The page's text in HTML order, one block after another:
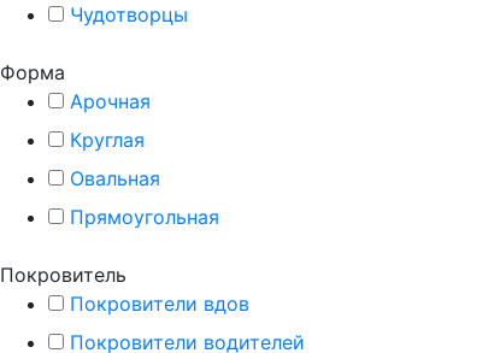
Чудотворцы
Форма
Арочная
Круглая
Овальная
Прямоугольная
Покровитель
Покровители вдов
Покровители водителей